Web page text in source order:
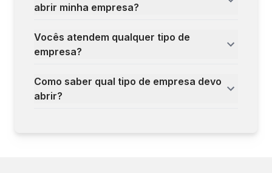
abrir minha empresa?
Vocês atendem qualquer tipo de
empresa?
Como saber qual tipo de empresa devo
abrir?